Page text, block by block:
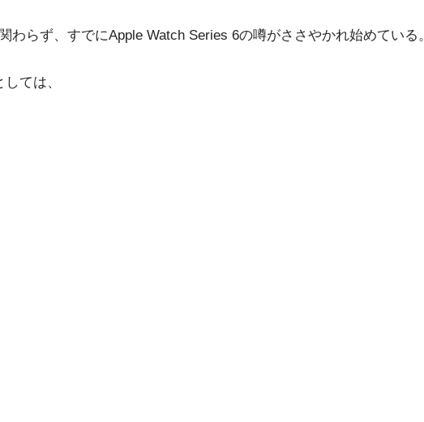
わらず、すでにApple Watch Series 6の噂がささやかれ始めている。
ては、